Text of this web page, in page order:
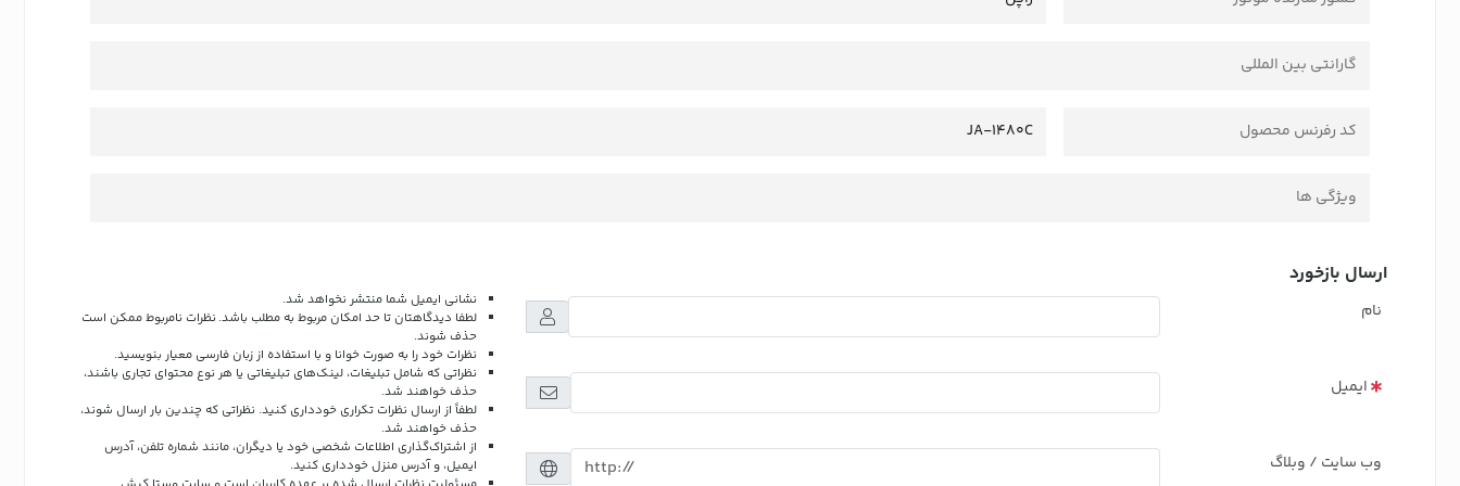
گارانتی بین المللی
کد رفرنس محصول JA-1480C
ویژگی ها
ارسال بازخورد
نام
ایمیل
وب سایت / وبلاگ
نشانی ایمیل شما منتشر نخواهد شد.
لطفا دیدگاهتان تا حد امکان مربوط به مطلب باشد. نظرات نامربوط ممکن است
حذف شوند.
نظرات خود را به صورت خوانا و با استفاده از زبان فارسی معیار بنویسید.
نظراتی که شامل تبلیغات، لینک‌های تبلیغاتی یا هر نوع محتوای تجاری باشند،
حذف خواهند شد.
لطفاً از ارسال نظرات تکراری خودداری کنید. نظراتی که چندین بار ارسال شوند،
حذف خواهند شد.
از اشتراک‌گذاری اطلاعات شخصی خود یا دیگران، مانند شماره تلفن، آدرس
ایمیل، و آدرس منزل خودداری کنید.